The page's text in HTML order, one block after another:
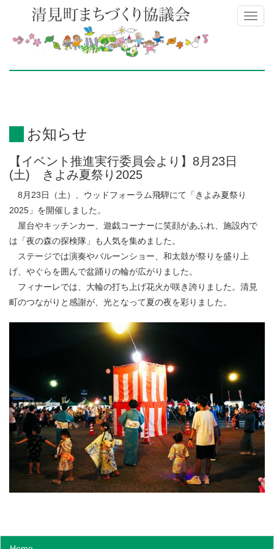
お知らせ
【イベント推進実行委員会より】8月23日
(土) きよみ夏祭り2025
8月23日（土）、ウッドフォーラム飛騨にて「きよみ夏祭り
2025」を開催しました。
屋台やキッチンカー、遊戯コーナーに笑顔があふれ、施設内で
は「夜の森の探検隊」も人気を集めました。
ステージでは演奏やバルーンショー、和太鼓が祭りを盛り上
げ、やぐらを囲んで盆踊りの輪が広がりました。
フィナーレでは、大輪の打ち上げ花火が咲き誇りました。清見
町のつながりと感謝が、光となって夏の夜を彩りました。